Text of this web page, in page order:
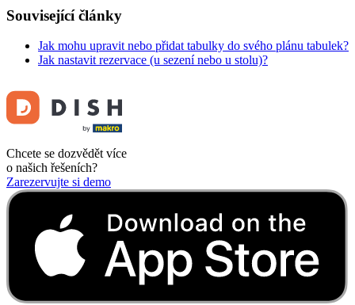
Související články
Jak mohu upravit nebo přidat tabulky do svého plánu tabulek?
Jak nastavit rezervace (u sezení nebo u stolu)?
Chcete se dozvědět více
o našich řešeních?
Zarezervujte si demo